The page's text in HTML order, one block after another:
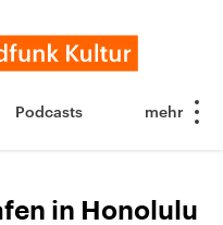
Podcasts
in Honolulu